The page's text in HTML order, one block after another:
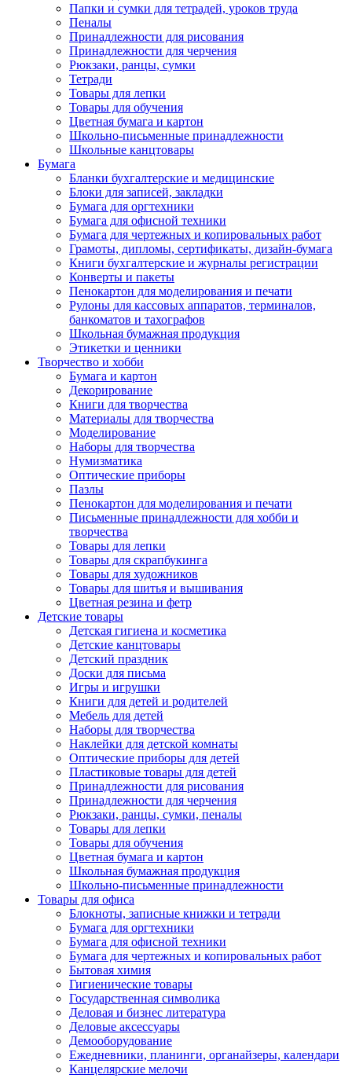
Папки и сумки для тетрадей, уроков труда
Пеналы
Принадлежности для рисования
Принадлежности для черчения
Рюкзаки, ранцы, сумки
Тетради
Товары для лепки
Товары для обучения
Цветная бумага и картон
Школьно-письменные принадлежности
Школьные канцтовары
Бумага
Бланки бухгалтерские и медицинские
Блоки для записей, закладки
Бумага для оргтехники
Бумага для офисной техники
Бумага для чертежных и копировальных работ
Грамоты, дипломы, сертификаты, дизайн-бумага
Книги бухгалтерские и журналы регистрации
Конверты и пакеты
Пенокартон для моделирования и печати
Рулоны для кассовых аппаратов, терминалов,
банкоматов и тахографов
Школьная бумажная продукция
Этикетки и ценники
Творчество и хобби
Бумага и картон
Декорирование
Книги для творчества
Материалы для творчества
Моделирование
Наборы для творчества
Нумизматика
Оптические приборы
Пазлы
Пенокартон для моделирования и печати
Письменные принадлежности для хобби и
творчества
Товары для лепки
Товары для скрапбукинга
Товары для художников
Товары для шитья и вышивания
Цветная резина и фетр
Детские товары
Детская гигиена и косметика
Детские канцтовары
Детский праздник
Доски для письма
Игры и игрушки
Книги для детей и родителей
Мебель для детей
Наборы для творчества
Наклейки для детской комнаты
Оптические приборы для детей
Пластиковые товары для детей
Принадлежности для рисования
Принадлежности для черчения
Рюкзаки, ранцы, сумки, пеналы
Товары для лепки
Товары для обучения
Цветная бумага и картон
Школьная бумажная продукция
Школьно-письменные принадлежности
Товары для офиса
Блокноты, записные книжки и тетради
Бумага для оргтехники
Бумага для офисной техники
Бумага для чертежных и копировальных работ
Бытовая химия
Гигиенические товары
Государственная символика
Деловая и бизнес литература
Деловые аксессуары
Демооборудование
Ежедневники, планинги, органайзеры, календари
Канцелярские мелочи